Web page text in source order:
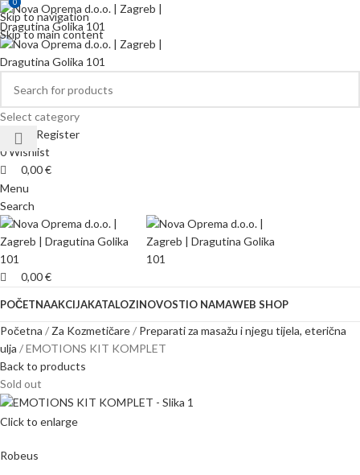
Skip to navigation
Skip to main content
Select category
Login / Register
0 Wishlist
0
0,00€
Menu
Search
0
0,00€
POČETNAAKCIJAKATALOZINOVOSTIO NAMAWEB SHOP
Početna Za Kozmetičare
Preparati za masažu i njegu tijela, eterična
ulja
EMOTIONS KIT KOMPLET
Back to products
Sold out
Click to enlarge
Robeus